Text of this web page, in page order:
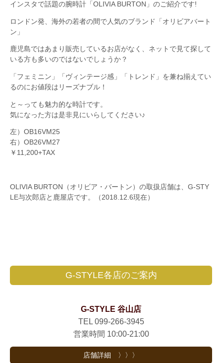
インスタで話題の腕時計「OLIVIA BURTON」のご紹介です!
ロンドン発、海外の若者の間で人気のブランド「オリビアバート
ン」
鹿児島ではあまり販売しているお店がなく、ネットで見て探して
いる方も多いのではないでしょうか？
「フェミニン」「ヴィンテージ感」「トレンド」を兼ね揃えてい
るのにお値段はリーズナブル！
と～っても魅力的な時計です。
気になった方は是非見にいらしてください♪
左）OB16VM25
右）OB26VM27
￥11,200+TAX
OLIVIA BURTON（オリビア・バートン）の取扱店舗は、G-STY
LE与次郎店と鹿屋店です。（2018.12.6現在）
G-STYLE各店のご案内
G-STYLE 谷山店
TEL 099-266-3945
営業時間 10:00-21:00
店舗詳細 〉〉〉